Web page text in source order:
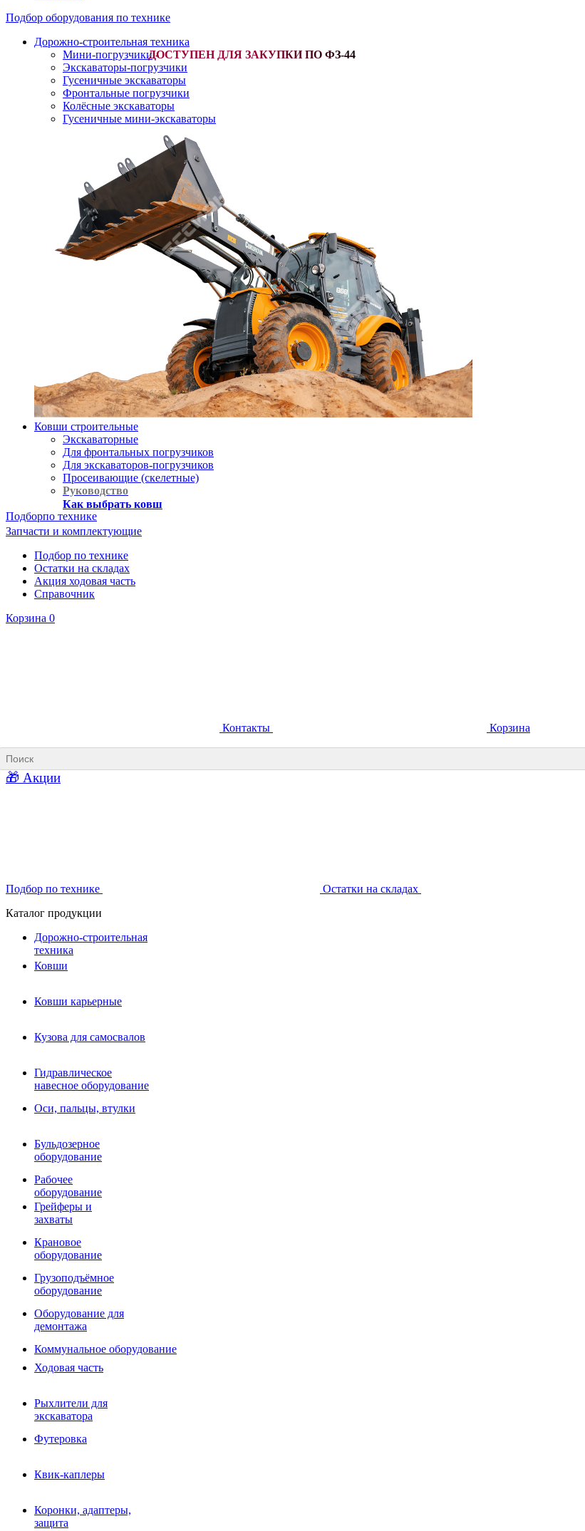
Подбор оборудования по технике
Дорожно-строительная техника
Мини-погрузчики-
Экскаваторы-погрузчики
Гусеничные экскаваторы
Фронтальные погрузчики
Колёсные экскаваторы
Гусеничные мини-экскаваторы
Ковши строительные
Экскаваторные
Для фронтальных погрузчиков
Для экскаваторов-погрузчиков
Просеивающие (скелетные)
Руководство
Как выбрать ковш
Ковши для фронтальных погрузчиков
Гидравлическое навесное
оборудование
Гидробуры и шнеки
Вибротрамбовки
Навесные дорожные фрезы
Виброрипперы
Ковши дробильные щековые
Ковши дробильные роторные
Сортировочные ковши барабанные
Сортировочные ковши вальцовые
Фрезы роторные
Фрезы дисковые
Траншеекопатели
Просеивающие ковши для фронтальных погрузчиков
Распределители асфальта
Переходные плиты
Гидроразводка
РВД
Сваерезки
Как выбрать гидромолот
Подборпо технике
Запчасти и комплектующие
Подбор по технике
Остатки на складах
Акция ходовая часть
Справочник
Корзина 0
Контакты Корзина
🎁 Акции
Подбор по технике
Остатки на складах
Каталог продукции
Дорожно-строительная
техника
Ковши
Ковши карьерные
Кузова для самосвалов
Гидравлическое
навесное оборудование
Оси, пальцы, втулки
Бульдозерное
оборудование
Рабочее
оборудование
Грейферы и
захваты
Крановое
оборудование
Грузоподъёмное
оборудование
Оборудование для
демонтажа
Коммунальное оборудование
Ходовая часть
Рыхлители для
экскаватора
Футеровка
Квик-каплеры
Коронки, адаптеры,
защита